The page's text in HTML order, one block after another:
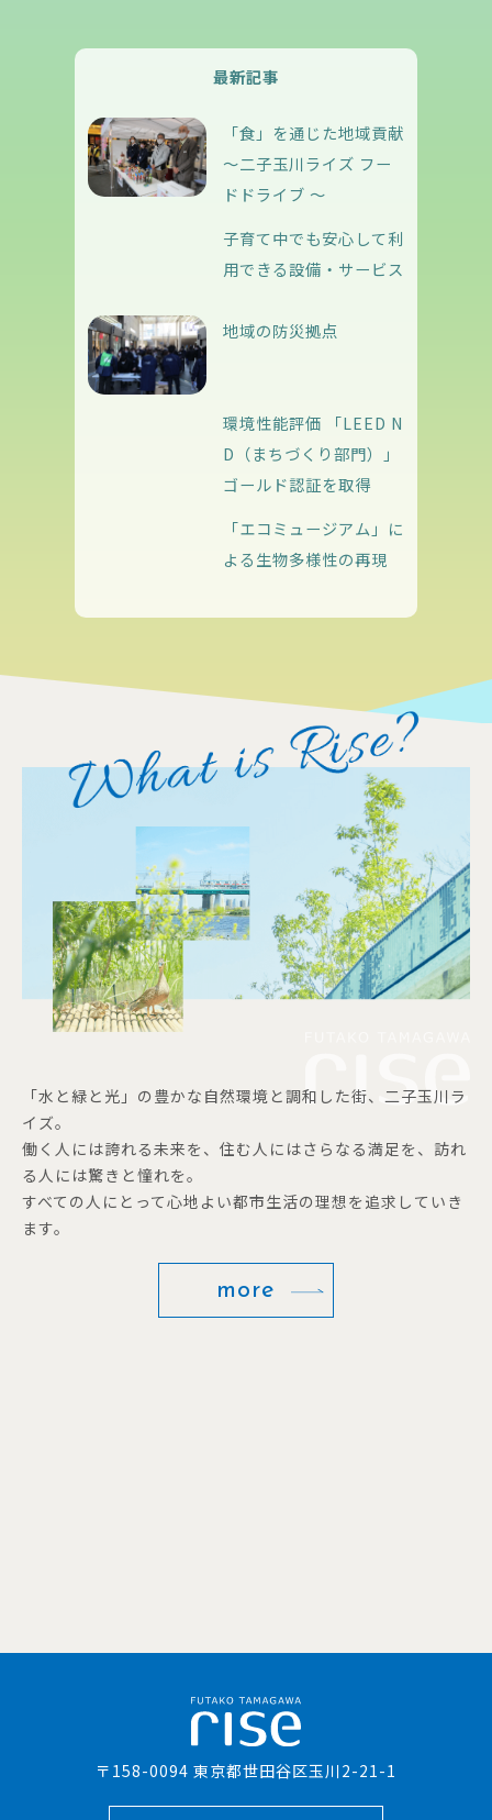
最新記事
「食」を通じた地域貢献
～二子玉川ライズ フー
ドドライブ ～
子育て中でも安心して利
用できる設備・サービス
地域の防災拠点
環境性能評価 「LEED N
D（まちづくり部門）」
ゴールド認証を取得
「エコミュージアム」に
よる生物多様性の再現
「水と緑と光」の豊かな自然環境と調和した街、二子玉川ラ
イズ。
働く人には誇れる未来を、住む人にはさらなる満足を、訪れ
る人には驚きと憧れを。
すべての人にとって心地よい都市生活の理想を追求していき
ます。
more
〒158-0094 東京都世田谷区玉川2-21-1